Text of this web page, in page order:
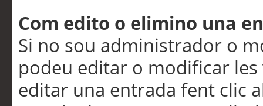
Com edito o elimino una
Si no sou administrador o
podeu editar o modificar
editar una entrada fent clic